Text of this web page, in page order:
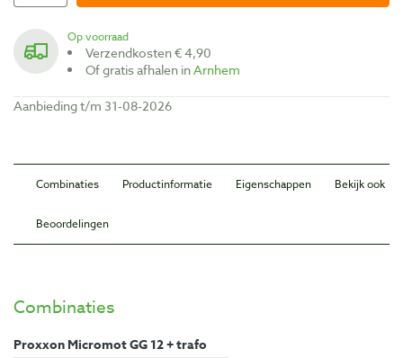
Op voorraad
Verzendkosten € 4,90
Of gratis afhalen inArnhem
Aanbieding t/m 31-08-2026
Combinaties Productinformatie Eigenschappen Bekijk ook
Beoordelingen
Combinaties
Proxxon Micromot GG 12 + trafo